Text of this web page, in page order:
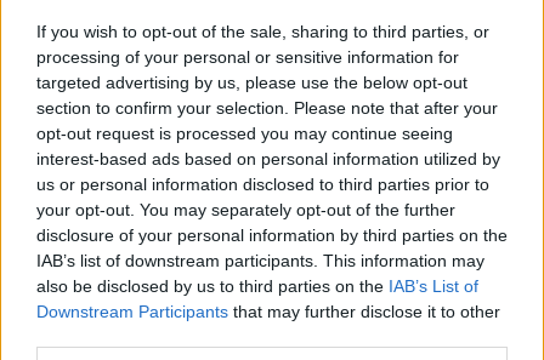
If you wish to opt-out of the sale, sharing to third parties, or
processing of your personal or sensitive information for
targeted advertising by us, please use the below opt-out
section to confirm your selection. Please note that after your
opt-out request is processed you may continue seeing
interest-based ads based on personal information utilized by
us or personal information disclosed to third parties prior to
your opt-out. You may separately opt-out of the further
disclosure of your personal information by third parties on the
IAB’s list of downstream participants. This information may
also be disclosed by us to third parties on the IAB’s List of
Downstream Participants that may further disclose it to other
invernale. Un servizio che di solito riserva sempre delle sorprese.
Anche questa volta i Militari non sono stati delusi dalla serata. La
notte tra venerdì e sabato una pattuglia dei Carabinieritransitando
all’esterno di un noto locale notturno nel comune diMonteriggioni
ha notato un giovane che alla vista dei militari è fuggito. Ma anche i
Carabinieri lo hanno riconosciuto infatti il ragazzo era agli arresta
domiciliari.
Dopo circa un’ora l'uomo veniva notato all’interno del locale